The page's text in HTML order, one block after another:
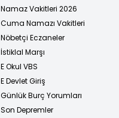
Namaz Vakitleri 2026
Cuma Namazı Vakitleri
Nöbetçi Eczaneler
İstiklal Marşı
E Okul VBS
E Devlet Giriş
Günlük Burç Yorumları
Son Depremler